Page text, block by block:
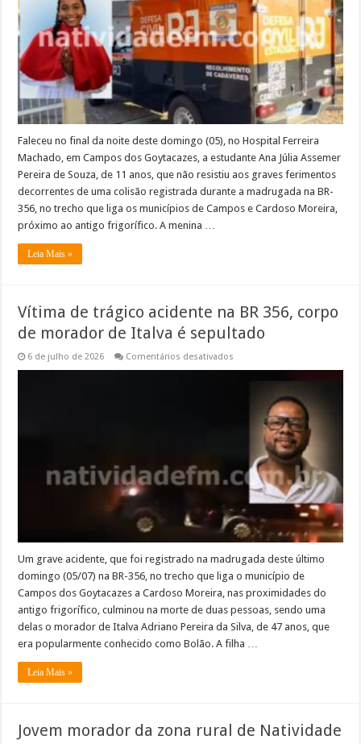
na
BR
356
(Campos
x
Itaperuna);
pai
da
menina
também
faleceu
Faleceu no final da noite deste domingo (05), no Hospital Ferreira
Machado, em Campos dos Goytacazes, a estudante Ana Júlia Assemer
Pereira de Souza, de 11 anos, que não resistiu aos graves ferimentos
decorrentes de uma colisão registrada durante a madrugada na BR-
356, no trecho que liga os municípios de Campos e Cardoso Moreira,
próximo ao antigo frigorífico. A menina …
Leia Mais »
Vítima de trágico acidente na BR 356, corpo
de morador de Italva é sepultado
6 de julho de 2026 Comentários desativados
morador
de
Italva
sepultado
Um grave acidente, que foi registrado na madrugada deste último
domingo (05/07) na BR-356, no trecho que liga o município de
Campos dos Goytacazes a Cardoso Moreira, nas proximidades do
antigo frigorífico, culminou na morte de duas pessoas, sendo uma
delas o morador de Italva Adriano Pereira da Silva, de 47 anos, que
era popularmente conhecido como Bolão. A filha …
Leia Mais »
Jovem morador da zona rural de Natividade